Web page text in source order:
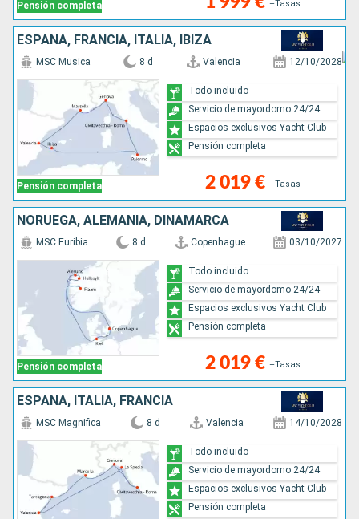
Pensión completa +Tasas
ESPAÑA, FRANCIA, ITALIA, IBIZA
Pensión completa
MSC Musica 8 d Valencia 12/10/2028
2 019 € +Tasas
Todo incluido
Servicio de mayordomo 24/24
Espacios exclusivos Yacht Club
Pensión completa
NORUEGA, ALEMANIA, DINAMARCA
Pensión completa
MSC Euribia 8 d Copenhague 03/10/2027
2 019 € +Tasas
Todo incluido
Servicio de mayordomo 24/24
Espacios exclusivos Yacht Club
Pensión completa
ESPAÑA, ITALIA, FRANCIA
MSC Magnifica 8 d Valencia 14/10/2028
Todo incluido
Servicio de mayordomo 24/24
Espacios exclusivos Yacht Club
Pensión completa